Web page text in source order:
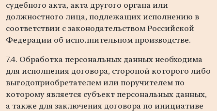
судебного акта, акта другого органа или
должностного лица, подлежащих исполнению в
соответствии с законодательством Российской
Федерации об исполнительном производстве.
7.4. Обработка персональных данных необходима
для исполнения договора, стороной которого либо
выгодоприобретателем или поручителем по
которому является субъект персональных данных,
а также для заключения договора по инициативе